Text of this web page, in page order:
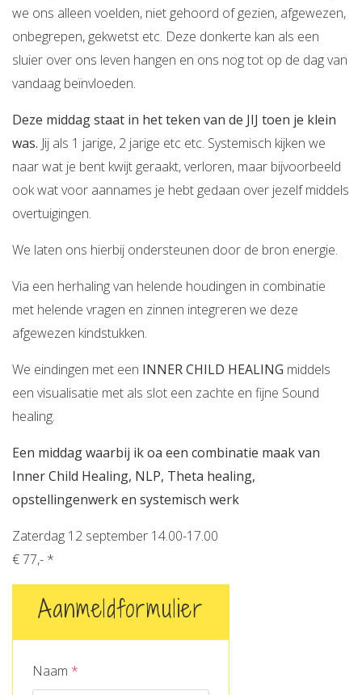
we ons alleen voelden, niet gehoord of gezien, afgewezen,
onbegrepen, gekwetst etc. Deze donkerte kan als een
sluier over ons leven hangen en ons nog tot op de dag van
vandaag beïnvloeden.
Deze middag staat in het teken van de JIJ toen je klein
was. Jij als 1 jarige, 2 jarige etc etc. Systemisch kijken we
naar wat je bent kwijt geraakt, verloren, maar bijvoorbeeld
ook wat voor aannames je hebt gedaan over jezelf middels
overtuigingen.
We laten ons hierbij ondersteunen door de bron energie.
Via een herhaling van helende houdingen in combinatie
met helende vragen en zinnen integreren we deze
afgewezen kindstukken.
We eindingen met een INNER CHILD HEALING middels
een visualisatie met als slot een zachte en fijne Sound
healing.
Een middag waarbij ik oa een combinatie maak van
Inner Child Healing, NLP, Theta healing,
opstellingenwerk en systemisch werk
Zaterdag 12 september 14.00-17.00
€ 77,- *
Aanmeldformulier
Naam *